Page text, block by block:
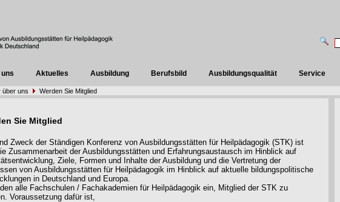
Aktuelles Ausbildung Berufsbild Ausbildungsqualität Service
über uns Werden Sie Mitglied
Sie Mitglied
Zweck der Ständigen Konferenz von Ausbildungsstätten für Heilpädagogik (STK) ist
Zusammenarbeit der Ausbildungsstätten und Erfahrungsaustausch im Hinblick auf
Ziele, Formen und Inhalte der Ausbildung und die Vertretung der
von Ausbildungsstätten für Heilpädagogik im Hinblick auf aktuelle bildungspolitische
in Deutschland und Europa.
alle Fachschulen / Fachakademien für Heilpädagogik ein, Mitglied der STK zu
Voraussetzung dafür ist,